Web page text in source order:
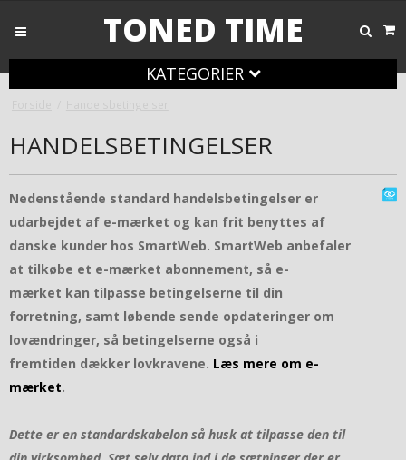
TONED TIME
KATEGORIER
HANDELSBETINGELSER
Nedenstående standard handelsbetingelser er
udarbejdet af e-mærket og kan frit benyttes af
danske kunder hos SmartWeb. SmartWeb anbefaler
at tilkøbe et e-mærket abonnement, så e-
mærket kan tilpasse betingelserne til din
forretning, samt løbende sende opdateringer om
lovændringer, så betingelserne også i
fremtiden dækker lovkravene. Læs mere om e-
mærket.
Dette er en standardskabelon så husk at tilpasse den til